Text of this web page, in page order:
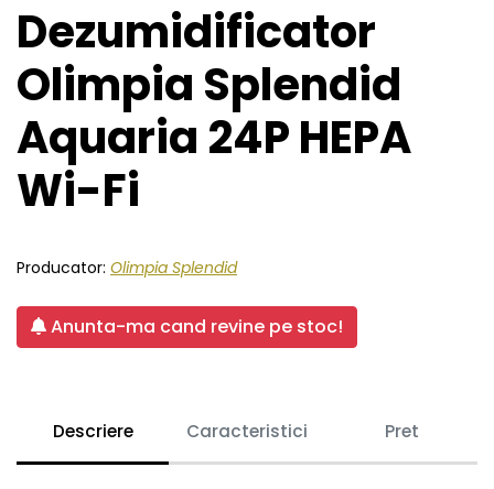
Dezumidificator
Olimpia Splendid
Aquaria 24P HEPA
Wi-Fi
Producator: Olimpia Splendid
Anunta-ma cand revine pe stoc!
Descriere Caracteristici Pret